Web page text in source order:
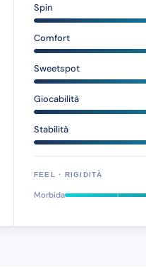
Spin
Comfort
Sweetspot
Giocabilità
Stabilità
FEEL · RIGIDITÀ
Morbida